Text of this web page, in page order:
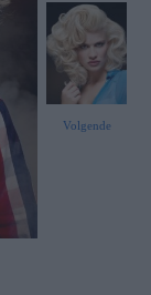
Volgende